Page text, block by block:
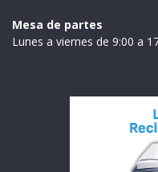
Mesa de partes
Lunes a viernes de 9:00 a